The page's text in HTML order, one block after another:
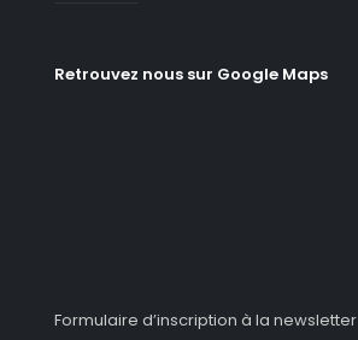
Retrouvez nous sur Google Maps
Formulaire d’inscription à la newsletter